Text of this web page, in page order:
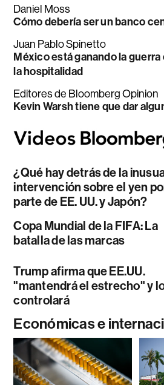
Daniel Moss
Cómo debería ser un banco
Juan Pablo Spinetto
México está ganando la
la hospitalidad
Editores de Bloomberg Opinion
Kevin Warsh tiene que dar
¿Qué hay detrás de la
intervención sobre el yen
parte de EE. UU. y Japón?
Copa Mundial de la FIFA: La
batalla de las marcas
Trump afirma que EE.UU.
"mantendrá el estrecho" y
controlará
Económicas e